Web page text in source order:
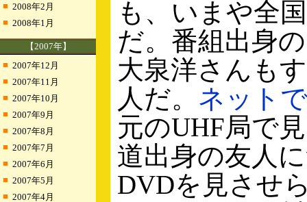
■ 2008年2月
■ 2008年1月
【2007年】
■ 2007年12月
■ 2007年11月
■ 2007年10月
■ 2007年9月
■ 2007年8月
■ 2007年7月
■ 2007年6月
■ 2007年5月
■ 2007年4月
も、いまや全
だ。番組出身
大泉洋さんも
人だ。 ネット
元のUHF局で
道出身の友人
DVDを見させ